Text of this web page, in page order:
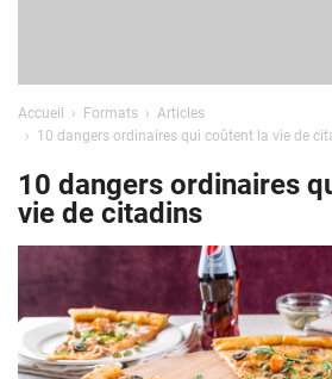
Accueil Formats
Articles
10 dangers ordinaires qui coûtent la vie de
10 dangers ordinaires
vie de citadins